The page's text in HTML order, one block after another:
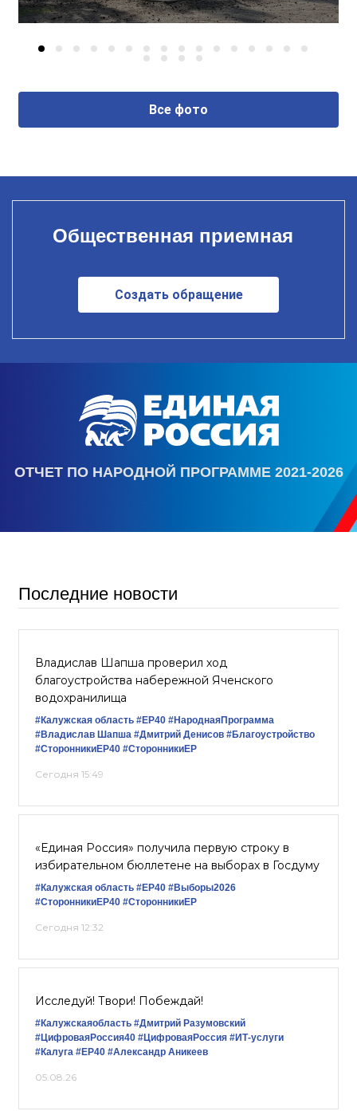
Все фото
Общественная приемная
Создать обращение
ОТЧЕТ ПО НАРОДНОЙ ПРОГРАММЕ 2021-2026
Последние новости
Владислав Шапша проверил ход
благоустройства набережной Яченского
водохранилища
#Калужская область #ЕР40 #НароднаяПрограмма
#Владислав Шапша #Дмитрий Денисов #Благоустройство
#СторонникиЕР40 #СторонникиЕР
Сегодня 15:49
«Единая Россия» получила первую строку в
избирательном бюллетене на выборах в Госдуму
#Калужская область #ЕР40 #Выборы2026
#СторонникиЕР40 #СторонникиЕР
Сегодня 12:32
Исследуй! Твори! Побеждай!
#Калужскаяобласть #Дмитрий Разумовский
#ЦифроваяРоссия40 #ЦифроваяРоссия #ИТ-услуги
#Калуга #ЕР40 #Александр Аникеев
05.08.26